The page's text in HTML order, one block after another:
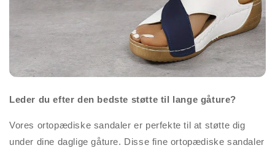
Leder du efter den bedste støtte til lange gåture?
Vores ortopædiske sandaler er perfekte til at støtte dig
under dine daglige gåture. Disse fine ortopædiske sandaler